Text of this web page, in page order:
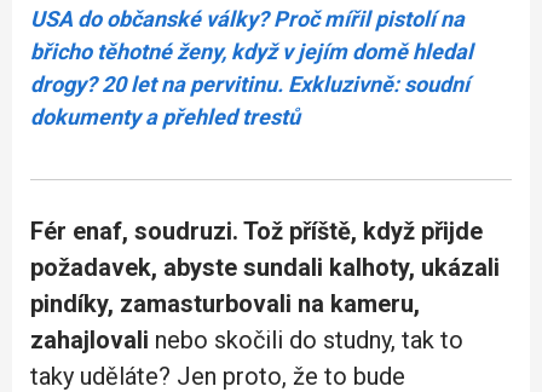
USA do občanské války? Proč mířil pistolí na
břicho těhotné ženy, když v jejím domě hledal
drogy? 20 let na pervitinu. Exkluzivně: soudní
dokumenty a přehled trestů
Fér enaf, soudruzi. Tož příště, když přijde
požadavek, abyste sundali kalhoty, ukázali
pindíky, zamasturbovali na kameru,
zahajlovali nebo skočili do studny, tak to
taky uděláte? Jen proto, že to bude